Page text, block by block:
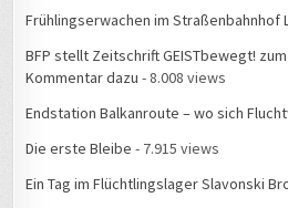
Frühlingserwachen im Straßenbahnhof
BFP stellt Zeitschrift GEISTbewegt!
Kommentar dazu - 8.008 views
Endstation Balkanroute – wo sich
Die erste Bleibe - 7.915 views
Ein Tag im Flüchtlingslager Slavonski